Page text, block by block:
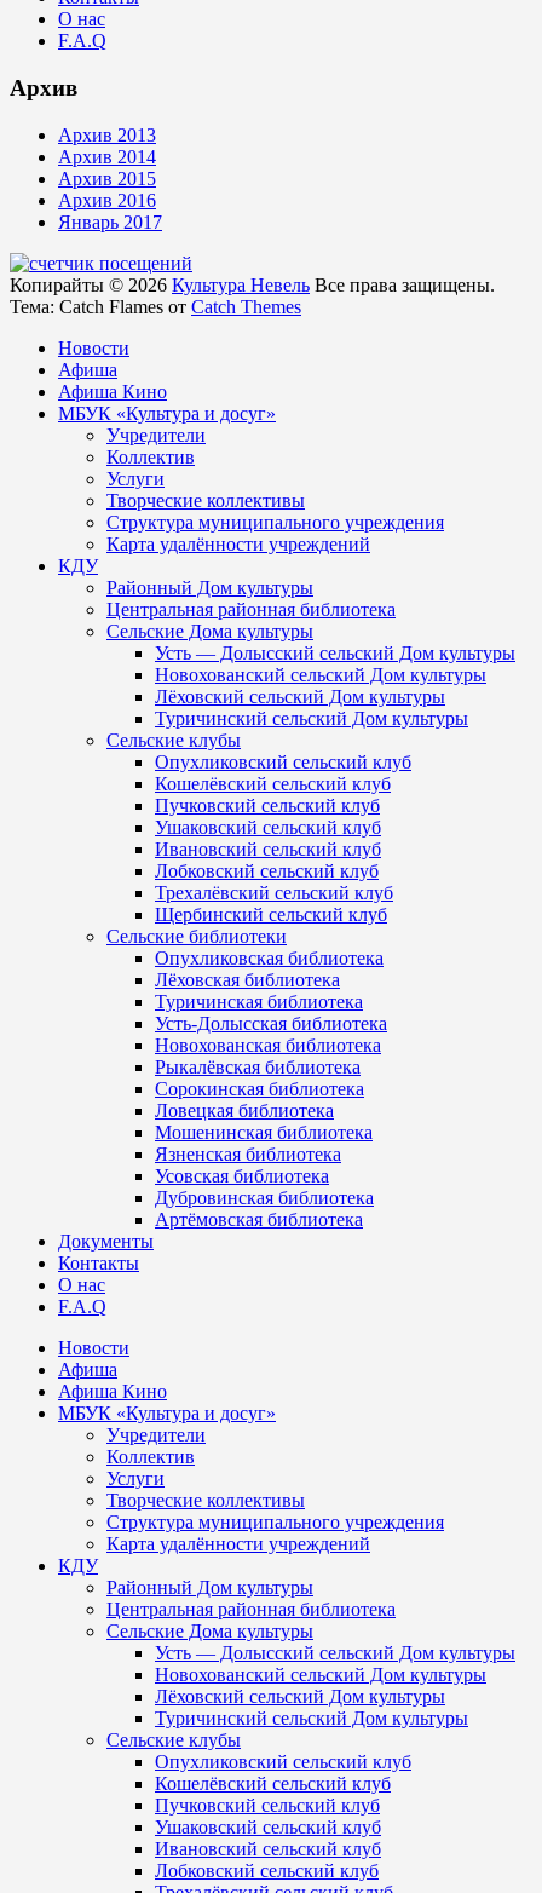
О нас
F.A.Q
Архив
Архив 2013
Архив 2014
Архив 2015
Архив 2016
Январь 2017
Копирайты © 2026 Культура Невель Все права защищены.
Тема: Catch Flames от Catch Themes
Новости
Афиша
Афиша Кино
МБУК «Культура и досуг»
Учредители
Коллектив
Услуги
Творческие коллективы
Структура муниципального учреждения
Карта удалённости учреждений
КДУ
Районный Дом культуры
Центральная районная библиотека
Сельские Дома культуры
Усть — Долысский сельский Дом культуры
Новохованский сельский Дом культуры
Лёховский сельский Дом культуры
Туричинский сельский Дом культуры
Сельские клубы
Опухликовский сельский клуб
Кошелёвский сельский клуб
Пучковский сельский клуб
Ушаковский сельский клуб
Ивановский сельский клуб
Лобковский сельский клуб
Трехалёвский сельский клуб
Щербинский сельский клуб
Сельские библиотеки
Опухликовская библиотека
Лёховская библиотека
Туричинская библиотека
Усть-Долысская библиотека
Новохованская библиотека
Рыкалёвская библиотека
Сорокинская библиотека
Ловецкая библиотека
Мошенинская библиотека
Язненская библиотека
Усовская библиотека
Дубровинская библиотека
Артёмовская библиотека
Документы
Контакты
О нас
F.A.Q
Новости
Афиша
Афиша Кино
МБУК «Культура и досуг»
Учредители
Коллектив
Услуги
Творческие коллективы
Структура муниципального учреждения
Карта удалённости учреждений
КДУ
Районный Дом культуры
Центральная районная библиотека
Сельские Дома культуры
Усть — Долысский сельский Дом культуры
Новохованский сельский Дом культуры
Лёховский сельский Дом культуры
Туричинский сельский Дом культуры
Сельские клубы
Опухликовский сельский клуб
Кошелёвский сельский клуб
Пучковский сельский клуб
Ушаковский сельский клуб
Ивановский сельский клуб
Лобковский сельский клуб